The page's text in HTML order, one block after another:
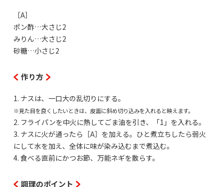
［A］
ポン酢…大さじ2
みりん…大さじ2
砂糖…小さじ2
作り方
1. ナスは、一口大の乱切りにする。
※見た目を良くしたいときは、皮面に斜め切り込みを入れると映えます。
2. フライパンを中火に熱してごま油を引き、「1」を入れる。
3. ナスに火が通ったら［A］を加える。ひと煮立ちしたら弱火
にして水を加え、全体に味が染み込むまで煮込む。
4. 食べる直前にかつお節、万能ネギを散らす。
調理のポイント